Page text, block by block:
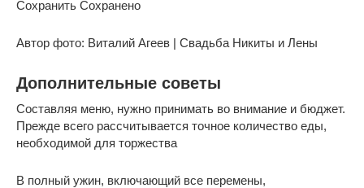
Сохранить Сохранено
Автор фото: Виталий Агеев | Свадьба Никиты и Лены
Дополнительные советы
Составляя меню, нужно принимать во внимание и бюджет.
Прежде всего рассчитывается точное количество еды,
необходимой для торжества
В полный ужин, включающий все перемены,